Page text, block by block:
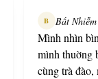
B Bất Nhiễm
Mình nhìn
mình thuờng
cùng trà